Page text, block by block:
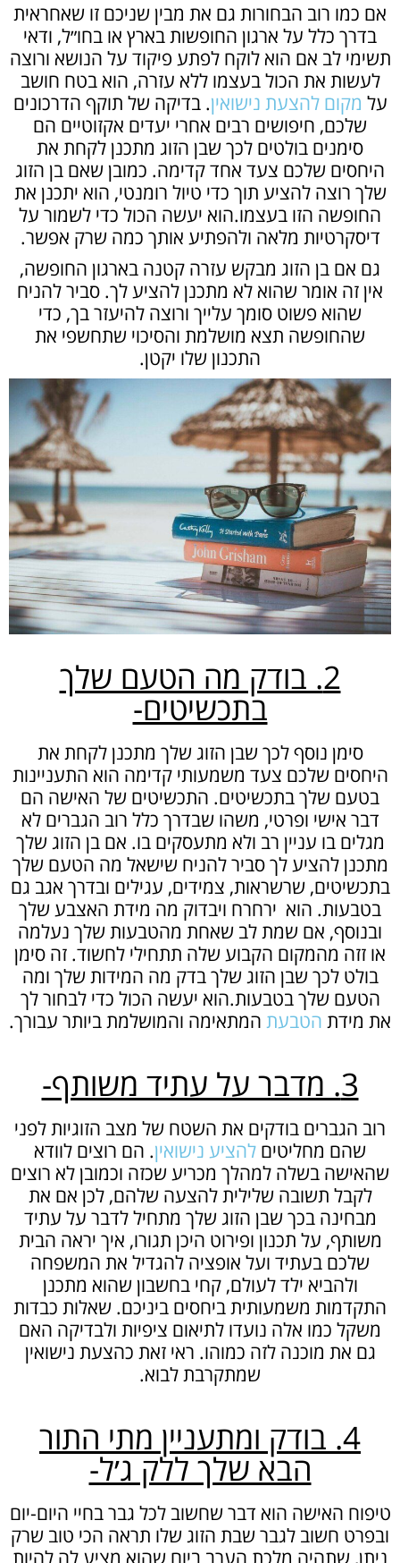
אם כמו רוב הבחורות גם את מבין שניכם זו שאחראית
בדרך כלל על ארגון החופשות בארץ או בחו״ל, ודאי
תשימי לב אם הוא לוקח לפתע פיקוד על הנושא ורוצה
לעשות את הכול בעצמו ללא עזרה, הוא בטח חושב
על מקום להצעת נישואין. בדיקה של תוקף הדרכונים
שלכם, חיפושים רבים אחרי יעדים אקזוטיים הם
סימנים בולטים לכך שבן הזוג מתכנן לקחת את
היחסים שלכם צעד אחד קדימה. כמובן שאם בן הזוג
שלך רוצה להציע תוך כדי טיול רומנטי, הוא יתכנן את
החופשה הזו בעצמו.הוא יעשה הכול כדי לשמור על
דיסקרטיות מלאה ולהפתיע אותך כמה שרק אפשר.
גם אם בן הזוג מבקש עזרה קטנה בארגון החופשה,
אין זה אומר שהוא לא מתכנן להציע לך. סביר להניח
שהוא פשוט סומך עלייך ורוצה להיעזר בך, כדי
שהחופשה תצא מושלמת והסיכוי שתחשפי את
התכנון שלו יקטן.
2. בודק מה הטעם שלך
בתכשיטים-
סימן נוסף לכך שבן הזוג שלך מתכנן לקחת את
היחסים שלכם צעד משמעותי קדימה הוא התעניינות
בטעם שלך בתכשיטים. התכשיטים של האישה הם
דבר אישי ופרטי, משהו שבדרך כלל רוב הגברים לא
מגלים בו עניין רב ולא מתעסקים בו. אם בן הזוג שלך
מתכנן להציע לך סביר להניח שישאל מה הטעם שלך
בתכשיטים, שרשראות, צמידים, עגילים ובדרך אגב גם
בטבעות. הוא ירחרח ויבדוק מה מידת האצבע שלך
ובנוסף, אם שמת לב שאחת מהטבעות שלך נעלמה
או זזה מהמקום הקבוע שלה תתחילי לחשוד. זה סימן
בולט לכך שבן הזוג שלך בדק מה המידות שלך ומה
הטעם שלך בטבעות.הוא יעשה הכול כדי לבחור לך
את מידת הטבעת המתאימה והמושלמת ביותר עבורך.
3. מדבר על עתיד משותף-
רוב הגברים בודקים את השטח של מצב הזוגיות לפני
שהם מחליטים להציע נישואין. הם רוצים לוודא
שהאישה בשלה למהלך מכריע שכזה וכמובן לא רוצים
לקבל תשובה שלילית להצעה שלהם, לכן אם את
מבחינה בכך שבן הזוג שלך מתחיל לדבר על עתיד
משותף, על תכנון ופירוט היכן תגורו, איך יראה הבית
שלכם בעתיד ועל אופציה להגדיל את המשפחה
ולהביא ילד לעולם, קחי בחשבון שהוא מתכנן
התקדמות משמעותית ביחסים ביניכם. שאלות כבדות
משקל כמו אלה נועדו לתיאום ציפיות ולבדיקה האם
גם את מוכנה לזה כמוהו. ראי זאת כהצעת נישואין
שמתקרבת לבוא.
4. בודק ומתעניין מתי התור
הבא שלך ללק ג׳ל-
טיפוח האישה הוא דבר שחשוב לכל גבר בחיי היום-יום
ובפרט חשוב לגבר שבת הזוג שלו תראה הכי טוב שרק
ניתן, שתהיה מלכת הערב ביום שהוא מציע לה להיות